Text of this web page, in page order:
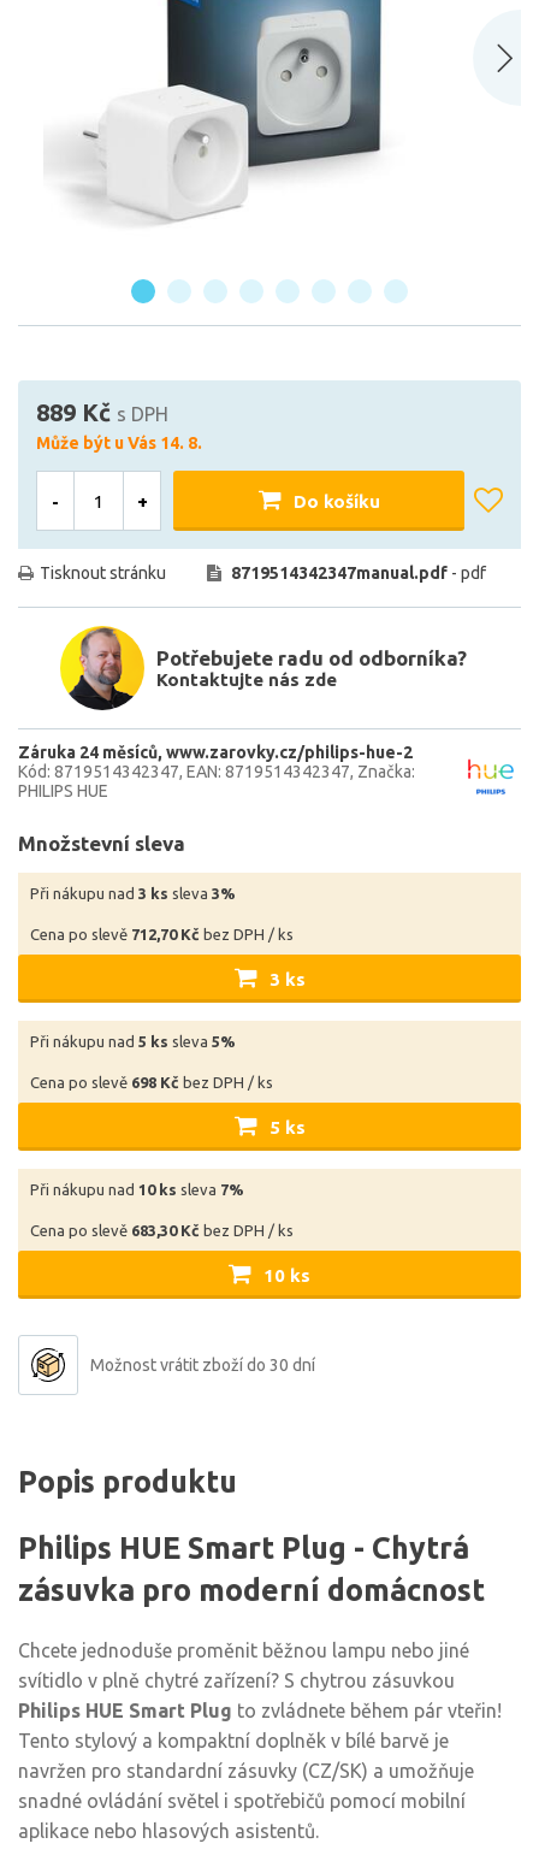
889 Kč s DPH
Může být u Vás 14. 8.
- + Do košíku
Tisknout stránku 8719514342347manual.pdf - pdf
Potřebujete radu od odborníka?
Kontaktujte nás zde
Záruka 24 měsíců www.zarovky.cz/philips-hue-2
Kód: 8719514342347 EAN: 8719514342347 Značka:
PHILIPS HUE
Množstevní sleva
Při nákupu nad 3 ks sleva 3%
Cena po slevě 712,70 Kč bez DPH / ks
3 ks
Při nákupu nad 5 ks sleva 5%
Cena po slevě 698 Kč bez DPH / ks
5 ks
Při nákupu nad 10 ks sleva 7%
Cena po slevě 683,30 Kč bez DPH / ks
10 ks
Možnost vrátit zboží do 30 dní
Popis produktu
Philips HUE Smart Plug - Chytrá
zásuvka pro moderní domácnost
Chcete jednoduše proměnit běžnou lampu nebo jiné
svítidlo v plně chytré zařízení? S chytrou zásuvkou
Philips HUE Smart Plug to zvládnete během pár vteřin!
Tento stylový a kompaktní doplněk v bílé barvě je
navržen pro standardní zásuvky (CZ/SK) a umožňuje
snadné ovládání světel i spotřebičů pomocí mobilní
aplikace nebo hlasových asistentů.